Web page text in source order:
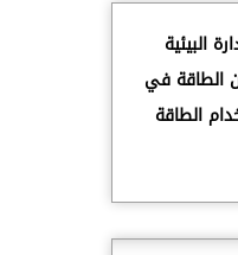
البيئية
الطاقة في
الطاقة